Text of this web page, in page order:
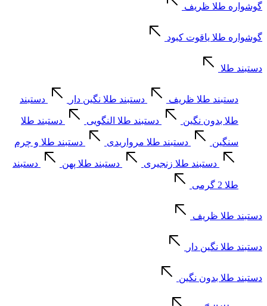
گوشواره طلا ظریف
گوشواره طلا یاقوت کبود
دستبند طلا
دستبند طلا ظریف دستبند طلا نگین دار دستبند
طلا بدون نگین دستبند طلا النگویی دستبند طلا
سنگین دستبند طلا مرواریدی دستبند طلا و چرم
دستبند طلا زنجیری دستبند طلا پهن دستبند
طلا 2 گرمی
دستبند طلا ظریف
دستبند طلا نگین دار
دستبند طلا بدون نگین